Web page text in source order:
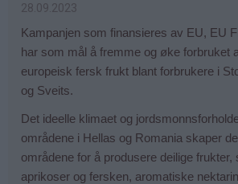
28.09.2023
Kampanjen som finansieres av EU, EU
har som mål å fremme og øke forbruket
europeisk fersk frukt blant forbrukere i
og Sveits.
Det ideelle klimaet og
områdene i Hellas og Romania skaper
områdene for å produsere deilige frukter,
aprikoser og fersken, aromatiske